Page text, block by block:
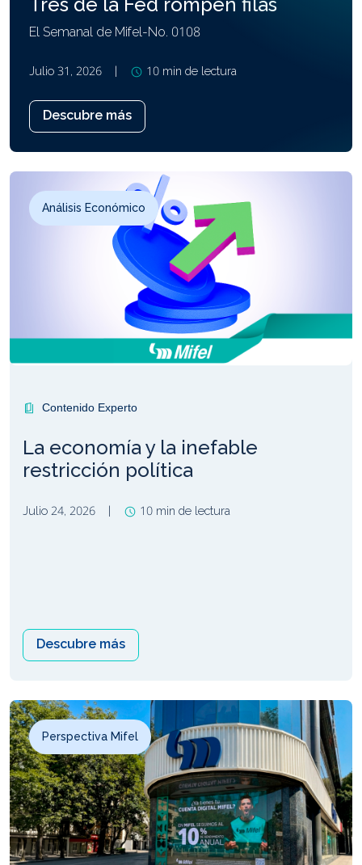
El Semanal de Mifel-No. 0108
Julio 31, 2026 | 10 min de lectura
Descubre más
Análisis Económico
Contenido Experto
La economía y la inefable
restricción política
Julio 24, 2026 | 10 min de lectura
Descubre más
Perspectiva Mifel